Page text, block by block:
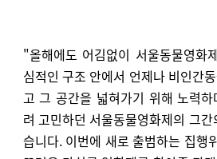
"올해에도 어김없이 서울동물영화
심적인 구조 안에서 언제나 비인간
고 그 공간을 넓혀가기 위해 노력
려 고민하던 서울동물영화제의 그
습니다. 이번에 새로 출범하는 집행